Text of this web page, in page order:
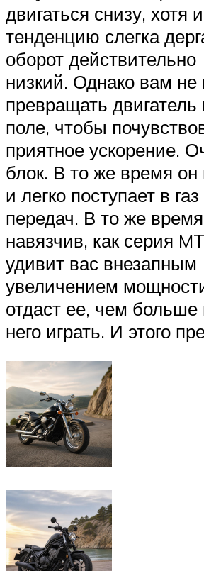
двигаться снизу, хотя
тенденцию слегка
оборот действительно
низкий. Однако вам не
превращать двигатель
поле, чтобы
приятное ускорение.
блок. В то же время он
и легко поступает в
передач. В то же
навязчив, как серия
удивит вас внезапным
увеличением
отдаст ее, чем
него играть. И этого